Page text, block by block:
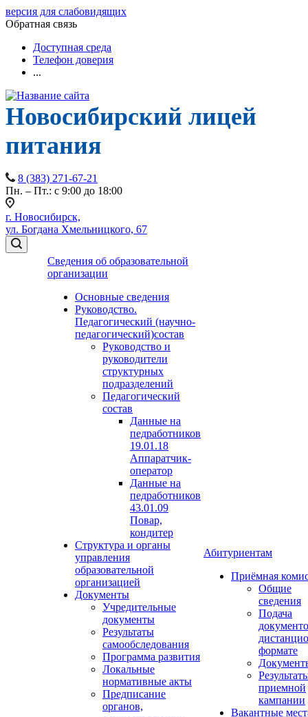
версия для слабовидящих
Обратная связь
Доступная среда
Телефон доверия
...
Новосибирский лицей
питания
8 (383) 271-67-21
Пн. – Пт.: с 9:00 до 18:00
г. Новосибирск,
ул. Богдана Хмельницкого, 67
Сведения об образовательной
организации
Основные сведения
Руководство.
Педагогический (научно-
педагогический)состав
Руководство и
руководители
структурных
подразделений
Педагогический
состав
Данные на
педработников
19.01.18
Аппаратчик-
оператор
Данные на
педработников
43.01.09
Повар,
кондитер
Структура и органы
управления
образовательной
организацией
Документы
Учредительные
документы
Результаты
самообследования
Программа развития
Локальные
нормативные акты
Предписание
органов,
Абитуриентам
Приёмная
Общие
сведения
Подача
формате
приемной
кампании
Вакантные